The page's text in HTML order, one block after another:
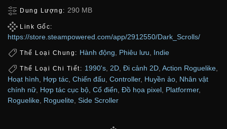
Dung Lượng: 290 MB
Link Gốc:
https://store.steampowered.com/app/2912550/Dark_Scrolls/
Thể Loại Chung: Hành động Phiêu lưu Indie
Thể Loại Chi Tiết: 1990's, 2D, Đi cảnh 2D, Action Roguelike,
Hoạt hình
Hợp tác Chiến đấu Controller, Huyền ảo Nhân vật
chính nữ Hợp tác cục bộ Cổ điển Đồ họa pixel Platformer,
Roguelike Roguelite Side Scroller